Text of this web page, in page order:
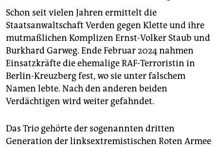
Schon seit vielen Jahren ermittelt die
Staatsanwaltschaft Verden gegen Klette und ihre
mutmaßlichen Komplizen Ernst-Volker Staub und
Burkhard Garweg. Ende Februar 2024 nahmen
Einsatzkräfte die ehemalige RAF-Terroristin in
Berlin-Kreuzberg fest, wo sie unter falschem
Namen lebte. Nach den anderen beiden
Verdächtigen wird weiter gefahndet.
Das Trio gehörte der sogenannten dritten
Generation der linksextremistischen Roten Armee